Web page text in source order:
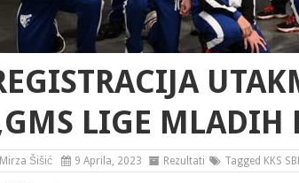
LIGE MLADIH
Mirza Šišić 9 Aprila, 2023 Rezultati Tagged KKS